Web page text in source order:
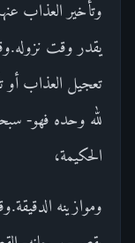
وتأخير العذاب
يقدر وقت
تعجيل العذاب أو
لله وحده فهو-
الحكيمة،
وموازينه